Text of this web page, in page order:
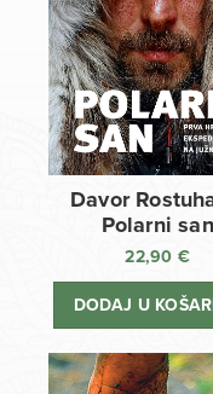
Davor
Polarni san
22,90 €
DODAJ U